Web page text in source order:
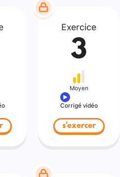
Exercice
3
Moyen
Corrigé vidéo
s'exercer